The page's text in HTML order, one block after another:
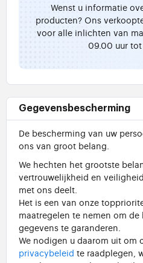
Wenst u informatie
producten? Ons
voor alle inlichten van
09.00 uur tot
Gegevensbescherming
De bescherming van uw
ons van groot belang.
We hechten het grootste
vertrouwelijkheid en
met ons deelt.
Het is een van onze
maatregelen te nemen om
gegevens te garanderen.
We nodigen u daarom uit om
privacybeleid te raadplegen,